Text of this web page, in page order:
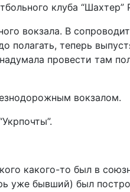
клуба “Шахтер”
вокзала. В
полагать, теперь
провести там
вокзалом.
какого-то был в
уже бывший) был